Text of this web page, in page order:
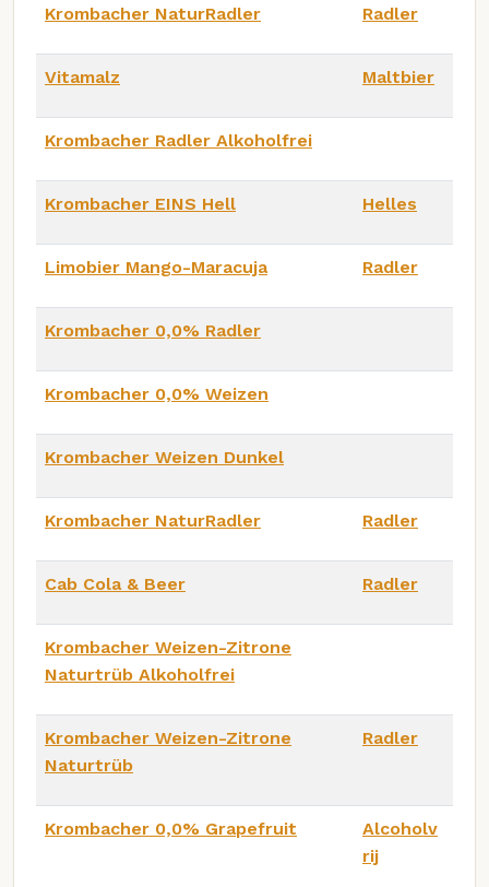
Krombacher NaturRadler Radler
Vitamalz Maltbier
Krombacher Radler Alkoholfrei
Krombacher EINS Hell Helles
Limobier Mango-Maracuja Radler
Krombacher 0,0% Radler
Krombacher 0,0% Weizen
Krombacher Weizen Dunkel
Krombacher NaturRadler Radler
Cab Cola & Beer Radler
Krombacher Weizen-Zitrone
Naturtrüb Alkoholfrei
Krombacher Weizen-Zitrone
Naturtrüb
Radler
Krombacher 0,0% Grapefruit
Alcoholv
rij